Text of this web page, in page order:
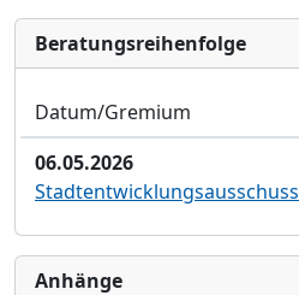
Bera­tungs­reihen­folge
Datum/Gremium
06.05.2026
Stadtentwicklungsausschuss
Anhänge